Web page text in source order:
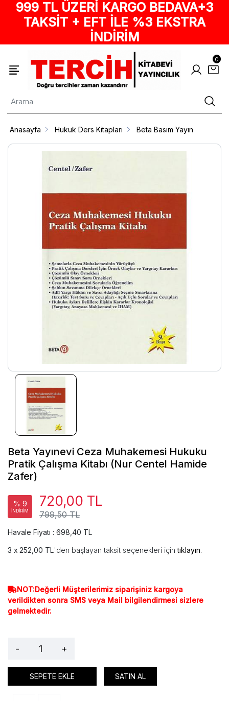
999 TL ÜZERİ KARGO BEDAVA+3
TAKSİT + EFT İLE %3 EKSTRA
İNDİRİM
0
Anasayfa Hukuk Ders Kitapları Beta Basım Yayın
Beta Yayınevi Ceza Muhakemesi Hukuku
Pratik Çalışma Kitabı (Nur Centel Hamide
Zafer)
% 9
İNDİRİM 799,50 TL
720,00 TL
Havale Fiyatı : 698,40 TL
252,00 TL'den başlayan taksit seçenekleri içintıklayın.
NOT:Değerli Müşterilerimiz siparişiniz kargoya
verildikten sonra SMS veya Mail bilgilendirmesi sizlere
gelmektedir.
- +
SEPETE EKLE SATIN AL